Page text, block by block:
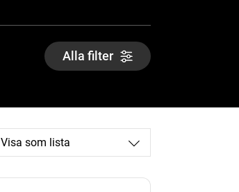
Alla filter
Visa som lista